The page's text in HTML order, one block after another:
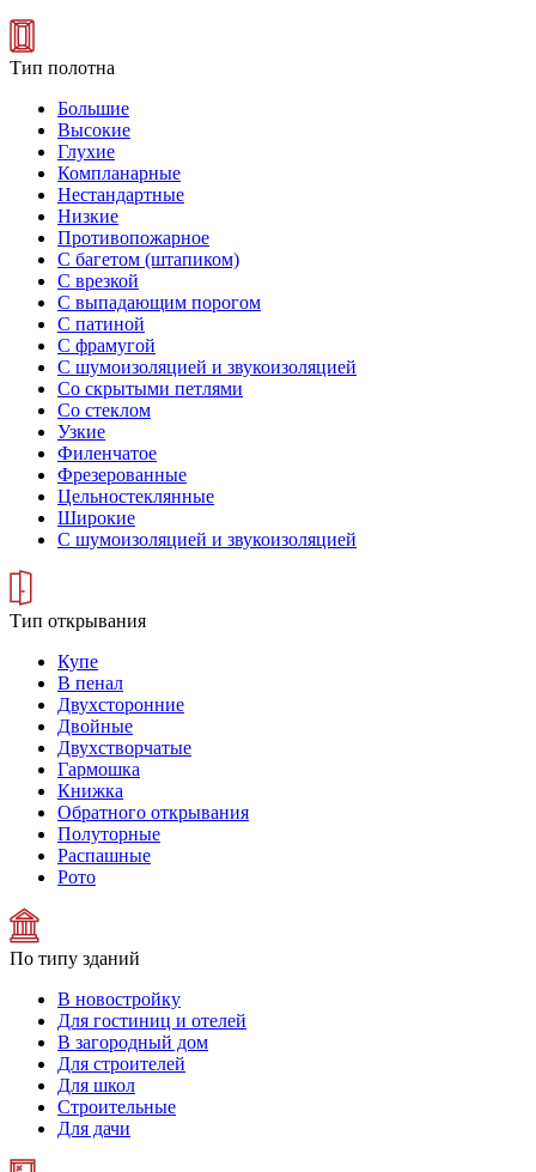
Тип полотна
Большие
Высокие
Глухие
Компланарные
Нестандартные
Низкие
Противопожарное
С багетом (штапиком)
С врезкой
С выпадающим порогом
С патиной
С фрамугой
С шумоизоляцией и звукоизоляцией
Со скрытыми петлями
Со стеклом
Узкие
Филенчатое
Фрезерованные
Цельностеклянные
Широкие
С шумоизоляцией и звукоизоляцией
Тип открывания
Купе
В пенал
Двухсторонние
Двойные
Двухстворчатые
Гармошка
Книжка
Обратного открывания
Полуторные
Распашные
Рото
По типу зданий
В новостройку
Для гостиниц и отелей
В загородный дом
Для строителей
Для школ
Строительные
Для дачи